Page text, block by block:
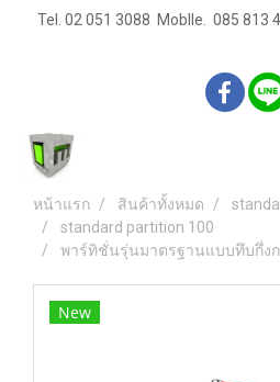
Tel. 02 051 3088 Moblle. 085 813
หน้าแรก สินค้าทั้งหมด
standard partition 100
พาร์ทิชั่นรุ่นมาตรฐานแบบทึบกึ่งก
New